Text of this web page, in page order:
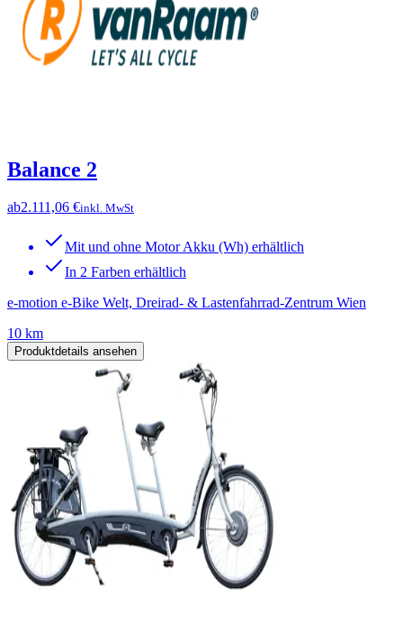
Balance 2
ab2.111,06 €inkl. MwSt
Mit und ohne Motor Akku (Wh) erhältlich
In 2 Farben erhältlich
e-motion e-Bike Welt, Dreirad- & Lastenfahrrad-Zentrum Wien
10 km
Produktdetails ansehen